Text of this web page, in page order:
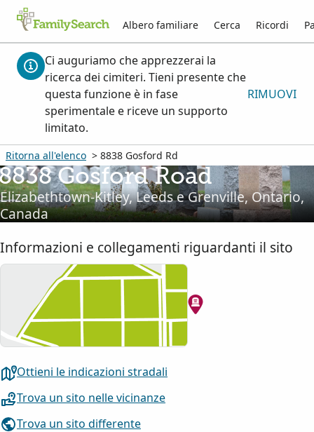
Albero familiare Cerca Ricordi
Ci auguriamo che apprezzerai la
ricerca dei cimiteri. Tieni presente che
questa funzione è in fase
sperimentale e riceve un supporto
limitato.
RIMUOVI
Ritorna all'elenco > 8838 Gosford Rd
Gosford Road
Elizabethtown-Kitley, Leeds e Grenville, Ontario,
Canada
Informazioni e collegamenti riguardanti il sito
Ottieni le indicazioni stradali
Trova un sito nelle vicinanze
Trova un sito differente